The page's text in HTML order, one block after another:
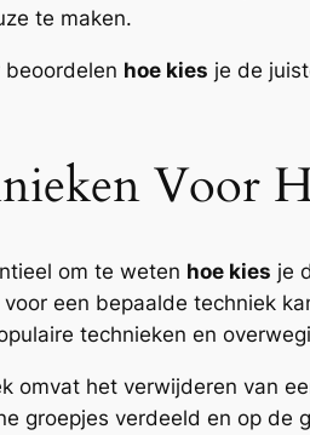
te maken.
hoe kies je de
Voor
om te weten hoe kies je
een bepaalde techniek
technieken en
omvat het verwijderen van
groepjes verdeeld en op